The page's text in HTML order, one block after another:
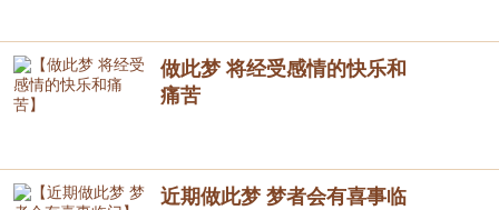
做此梦 将经受感情的快乐和
痛苦
近期做此梦 梦者会有喜事临